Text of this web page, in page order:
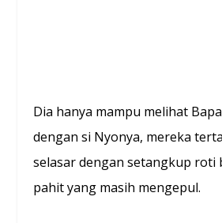
Dia hanya mampu melihat
dengan si Nyonya, mereka
selasar dengan setangkup roti
pahit yang masih mengepul.